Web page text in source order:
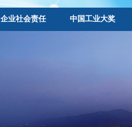
企业社会责任 中国工业大奖